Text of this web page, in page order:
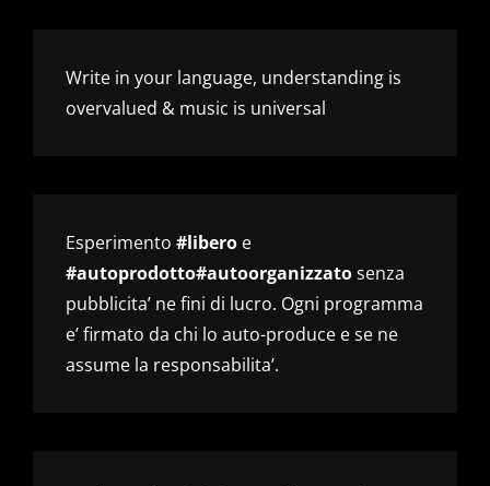
Write in your language, understanding is
overvalued & music is universal
Esperimento #libero e
#autoprodotto#autoorganizzatosenza
pubblicita’ ne fini di lucro. Ogni programma
e’ firmato da chi lo auto-produce e se ne
assume la responsabilita’.